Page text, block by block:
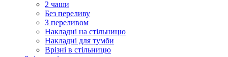
2 чаши
Без переливу
З переливом
Накладні на стільницю
Накладні для тумби
Врізні в стільницю